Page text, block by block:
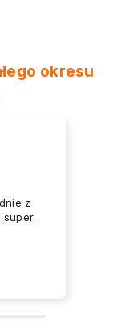
wakacjami, jak
okresu
z